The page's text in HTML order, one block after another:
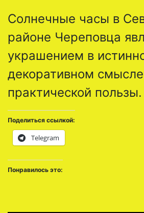
Солнечные часы в
районе Череповца
украшением в
декоративном
практической пользы.
Поделиться ссылкой:
Telegram
Понравилось это: